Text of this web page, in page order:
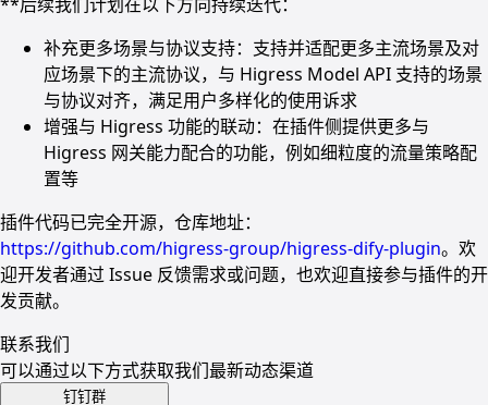
补充更多场景与协议支持：支持并适配更多主流场景及对
应场景下的主流协议，与 Higress Model API 支持的场景
与协议对齐，满足用户多样化的使用诉求
增强与 Higress 功能的联动：在插件侧提供更多与
Higress 网关能力配合的功能，例如细粒度的流量策略配
置等
插件代码已完全开源，仓库地址：
https://github.com/higress-group/higress-dify-plugin。欢
迎开发者通过 Issue 反馈需求或问题，也欢迎直接参与插件的开
发贡献。
联系我们
可以通过以下方式获取我们最新动态渠道
钉钉群